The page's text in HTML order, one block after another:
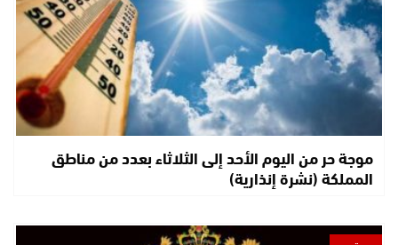
موجة حر من اليوم الأحد إلى الثلاثاء بعدد من مناطق
المملكة (نشرة إنذارية)